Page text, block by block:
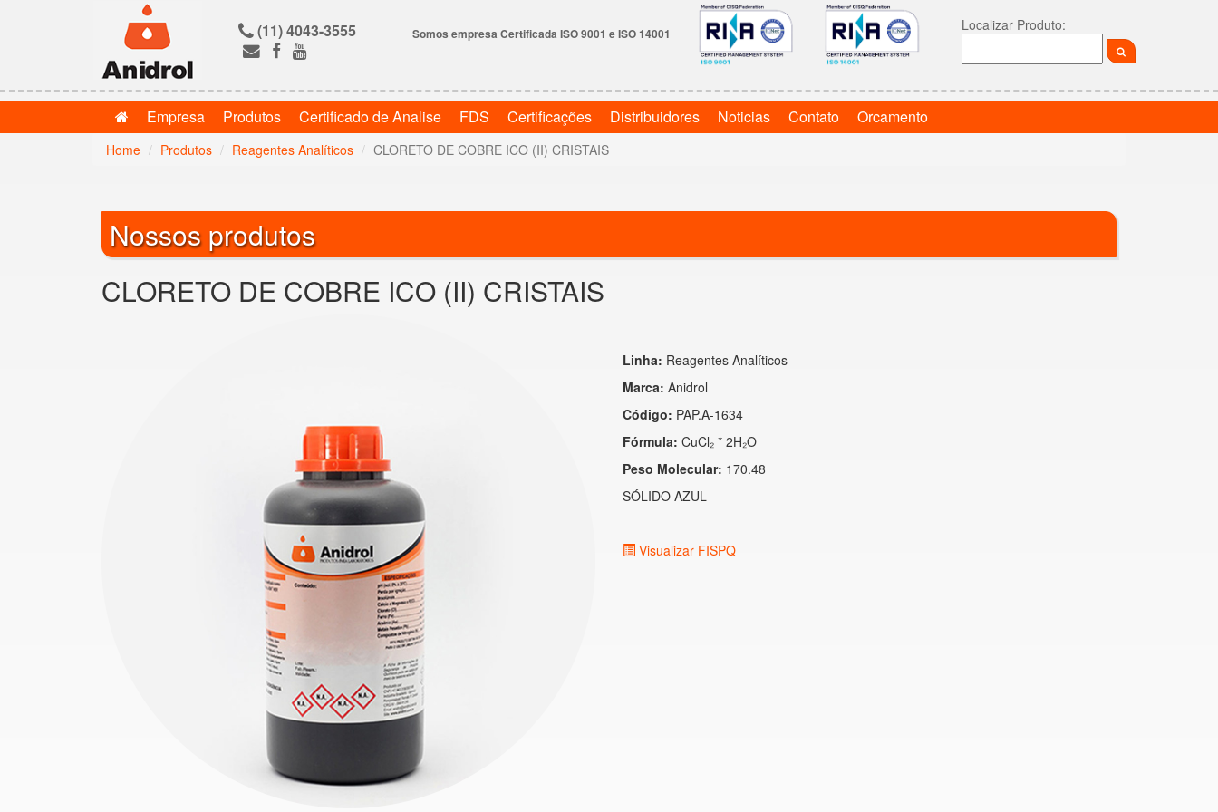
(11) 4043-3555 Somos empresa Certificada ISO 9001 e ISO 14001
Localizar Produto:
Empresa Produtos Certificado de Analise FDS Certificações Distribuidores Noticias Contato Orcamento
Home Produtos Reagentes Analíticos CLORETO DE COBRE ICO (II) CRISTAIS
Nossos produtos
CLORETO DE COBRE ICO (II) CRISTAIS
Linha: Reagentes Analíticos
Marca: Anidrol
Código: PAP.A-1634
Fórmula: CuCl₂ * 2H₂O
Peso Molecular: 170.48
SÓLIDO AZUL
Visualizar FISPQ